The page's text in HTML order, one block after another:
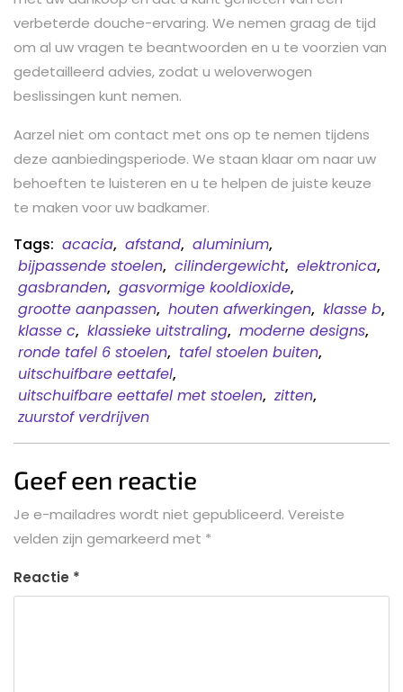
verbeterde douche-ervaring. We nemen graag de tijd
om al uw vragen te beantwoorden en u te voorzien van
gedetailleerd advies, zodat u weloverwogen
beslissingen kunt nemen.
Aarzel niet om contact met ons op te nemen tijdens
deze aanbiedingsperiode. We staan klaar om naar uw
behoeften te luisteren en u te helpen de juiste keuze
te maken voor uw badkamer.
Tags: acacia, afstand, aluminium,
bijpassende stoelen, cilindergewicht, elektronica,
gasbranden, gasvormige kooldioxide,
grootte aanpassen, houten afwerkingen, klasse b,
klasse c, klassieke uitstraling, moderne designs,
ronde tafel 6 stoelen, tafel stoelen buiten,
uitschuifbare eettafel,
uitschuifbare eettafel met stoelen, zitten,
zuurstof verdrijven
Geef een reactie
Je e-mailadres wordt niet gepubliceerd. Vereiste
velden zijn gemarkeerd met *
Reactie *